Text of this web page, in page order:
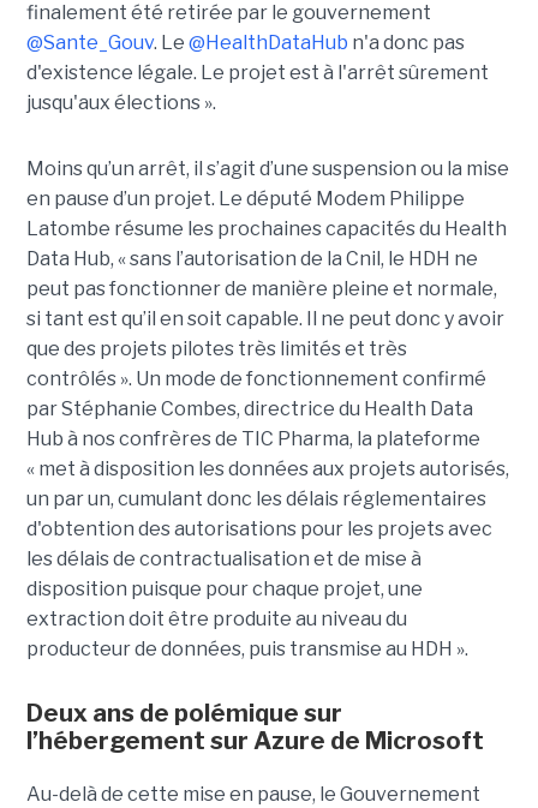
finalement été retirée par le gouvernement
@Sante_Gouv. Le @HealthDataHub n'a donc pas
d'existence légale. Le projet est à l'arrêt sûrement
jusqu'aux élections ».
Moins qu’un arrêt, il s’agit d’une suspension ou la mise
en pause d’un projet. Le député Modem Philippe
Latombe résume les prochaines capacités du Health
Data Hub, « sans l’autorisation de la Cnil, le HDH ne
peut pas fonctionner de manière pleine et normale,
si tant est qu’il en soit capable. Il ne peut donc y avoir
que des projets pilotes très limités et très
contrôlés ». Un mode de fonctionnement confirmé
par Stéphanie Combes, directrice du Health Data
Hub à nos confrères de TIC Pharma, la plateforme
« met à disposition les données aux projets autorisés,
un par un, cumulant donc les délais réglementaires
d'obtention des autorisations pour les projets avec
les délais de contractualisation et de mise à
disposition puisque pour chaque projet, une
extraction doit être produite au niveau du
producteur de données, puis transmise au HDH ».
Deux ans de polémique sur
l’hébergement sur Azure de Microsoft
Au-delà de cette mise en pause, le Gouvernement